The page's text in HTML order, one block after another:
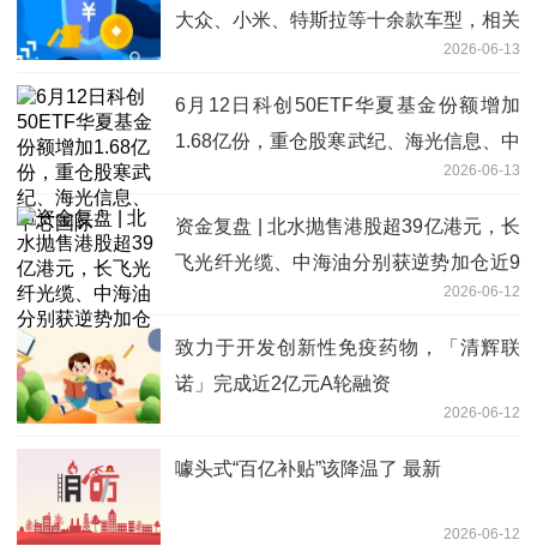
大众、小米、特斯拉等十余款车型，相关
2026-06-13
6月12日科创50ETF华夏基金份额增加
1.68亿份，重仓股寒武纪、海光信息、中
2026-06-13
资金复盘 | 北水抛售港股超39亿港元，长
飞光纤光缆、中海油分别获逆势加仓近9
2026-06-12
致力于开发创新性免疫药物，「清辉联
诺」完成近2亿元A轮融资
2026-06-12
噱头式“百亿补贴”该降温了 最新
2026-06-12